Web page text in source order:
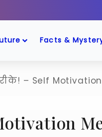
Facts &
– Self Motivation